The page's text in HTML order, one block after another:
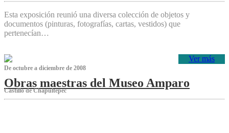
Esta exposición reunió una diversa colección de objetos y
documentos (pinturas, fotografías, cartas, vestidos) que
pertenecían…
Ver más
De octubre a diciembre de 2008
Obras maestras del Museo Amparo
Castillo de Chapultepec